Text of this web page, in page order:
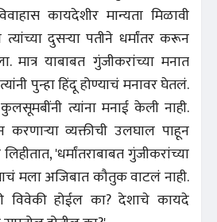
कायदेशीर मान्यता मिळावी
दुसर्‍या पतीने धर्मांतर करून
मात्र याबाबत गुंजीकरांच्या मनात
पुन्हा हिंदू होण्याचं मनावर घेतलं.
त्यांना मनाई केली नाही.
करणार्‍या व्यक्तीची उलघाल पाहून
'धर्मांतराबाबत गुंजीकरांच्या
मला अजिबात कौतुक वाटलं नाही.
विवेकी होईल का? देशाचे कायदे